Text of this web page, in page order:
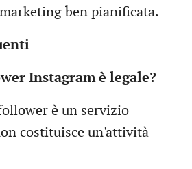
ben pianificata.
Instagram è legale?
è un servizio
costituisce un'attività